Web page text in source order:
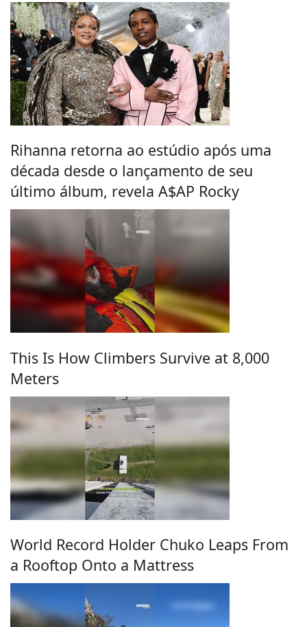
Rihanna retorna ao estúdio após uma
década desde o lançamento de seu
último álbum, revela A$AP Rocky
This Is How Climbers Survive at 8,000
Meters
World Record Holder Chuko Leaps From
a Rooftop Onto a Mattress